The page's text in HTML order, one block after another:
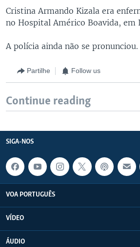
Cristina Armando Kizala era
no Hospital Américo Boavida, em
A polícia ainda não se pronunciou.
Partilhe Follow us
Continue reading
SIGA-NOS
VOA PORTUGUÊS
VÍDEO
ÁUDIO